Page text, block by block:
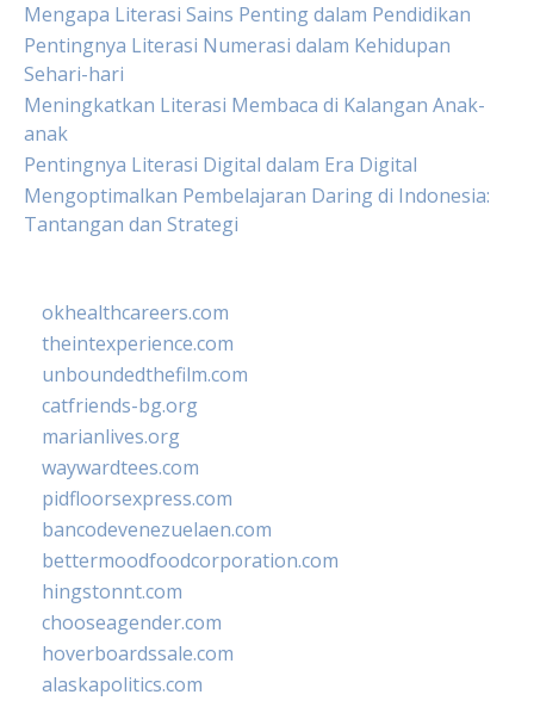
Mengapa Literasi Sains Penting dalam Pendidikan
Pentingnya Literasi Numerasi dalam Kehidupan
Sehari-hari
Meningkatkan Literasi Membaca di Kalangan Anak-
anak
Pentingnya Literasi Digital dalam Era Digital
Mengoptimalkan Pembelajaran Daring di Indonesia:
Tantangan dan Strategi
okhealthcareers.com
theintexperience.com
unboundedthefilm.com
catfriends-bg.org
marianlives.org
waywardtees.com
pidfloorsexpress.com
bancodevenezuelaen.com
bettermoodfoodcorporation.com
hingstonnt.com
chooseagender.com
hoverboardssale.com
alaskapolitics.com